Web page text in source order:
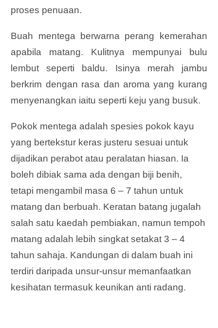
proses penuaan.
Buah mentega berwarna perang kemerahan
apabila matang. Kulitnya mempunyai bulu
lembut seperti baldu. Isinya merah jambu
berkrim dengan rasa dan aroma yang kurang
menyenangkan iaitu seperti keju yang busuk.
Pokok mentega adalah spesies pokok kayu
yang bertekstur keras justeru sesuai untuk
dijadikan perabot atau peralatan hiasan. Ia
boleh dibiak sama ada dengan biji benih,
tetapi mengambil masa 6 – 7 tahun untuk
matang dan berbuah. Keratan batang jugalah
salah satu kaedah pembiakan, namun tempoh
matang adalah lebih singkat setakat 3 – 4
tahun sahaja. Kandungan di dalam buah ini
terdiri daripada unsur-unsur memanfaatkan
kesihatan termasuk keunikan anti radang.